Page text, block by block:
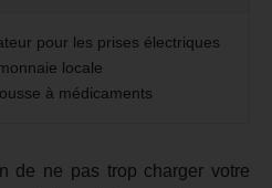
pour les prises électriques
locale
à médicaments
de ne pas trop charger votre